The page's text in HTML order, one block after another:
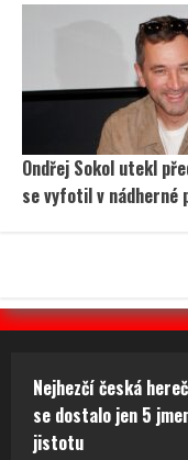
Ondřej Sokol utekl
se vyfotil v nádherné
Nejhezčí česká
se dostalo jen 5
jistotu